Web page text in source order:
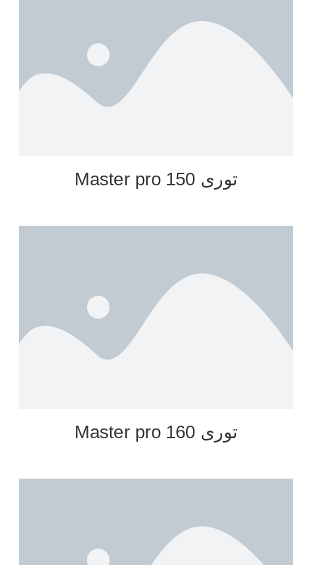
توری Master pro 150
توری Master pro 160